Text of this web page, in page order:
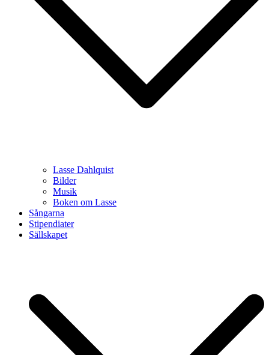
Lasse Dahlquist
Bilder
Musik
Boken om Lasse
Sångarna
Stipendiater
Sällskapet